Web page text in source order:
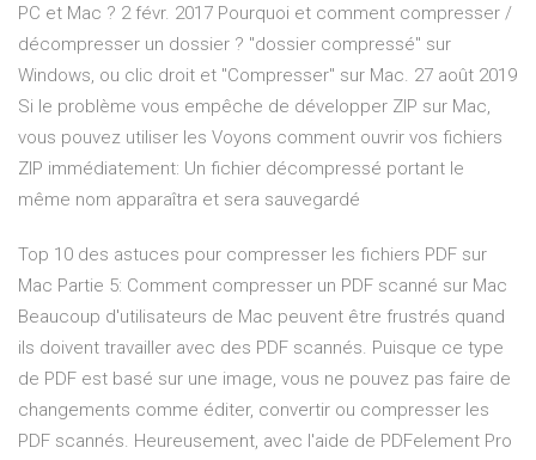
PC et Mac ? 2 févr. 2017 Pourquoi et comment compresser /
décompresser un dossier ? "dossier compressé" sur
Windows, ou clic droit et "Compresser" sur Mac. 27 août 2019
Si le problème vous empêche de développer ZIP sur Mac,
vous pouvez utiliser les Voyons comment ouvrir vos fichiers
ZIP immédiatement: Un fichier décompressé portant le
même nom apparaîtra et sera sauvegardé
Top 10 des astuces pour compresser les fichiers PDF sur
Mac Partie 5: Comment compresser un PDF scanné sur Mac
Beaucoup d'utilisateurs de Mac peuvent être frustrés quand
ils doivent travailler avec des PDF scannés. Puisque ce type
de PDF est basé sur une image, vous ne pouvez pas faire de
changements comme éditer, convertir ou compresser les
PDF scannés. Heureusement, avec l'aide de PDFelement Pro